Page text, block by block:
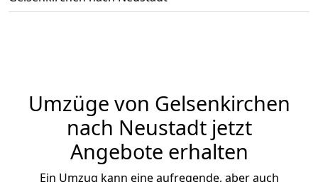
Umzüge von Gelsenkirchen
nach Neustadt jetzt
Angebote erhalten
Ein Umzug kann eine aufregende, aber auch